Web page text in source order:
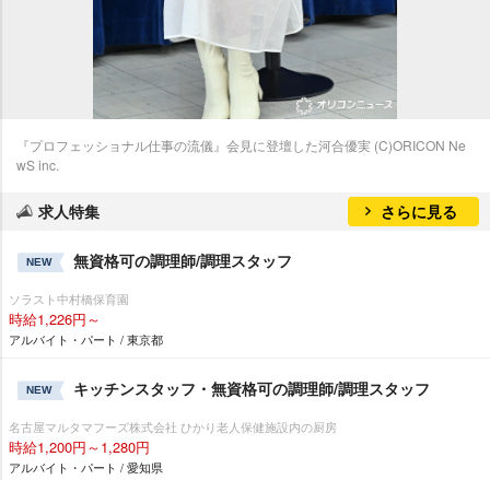
『プロフェッショナル仕事の流儀』会見に登壇した河合優実 (C)ORICON Ne
wS inc.
求人特集 さらに見る
NEW 無資格可の調理師/調理スタッフ
ソラスト中村橋保育園
時給1,226円～
アルバイト・パート / 東京都
NEW キッチンスタッフ・無資格可の調理師/調理スタッフ
名古屋マルタマフーズ株式会社 ひかり老人保健施設内の厨房
時給1,200円～1,280円
アルバイト・パート / 愛知県